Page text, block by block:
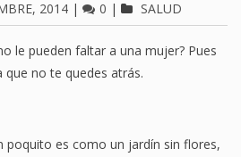
2014 | 0 | SALUD
le pueden faltar a una mujer? Pues
no te quedes atrás.
poquito es como un jardín sin flores,